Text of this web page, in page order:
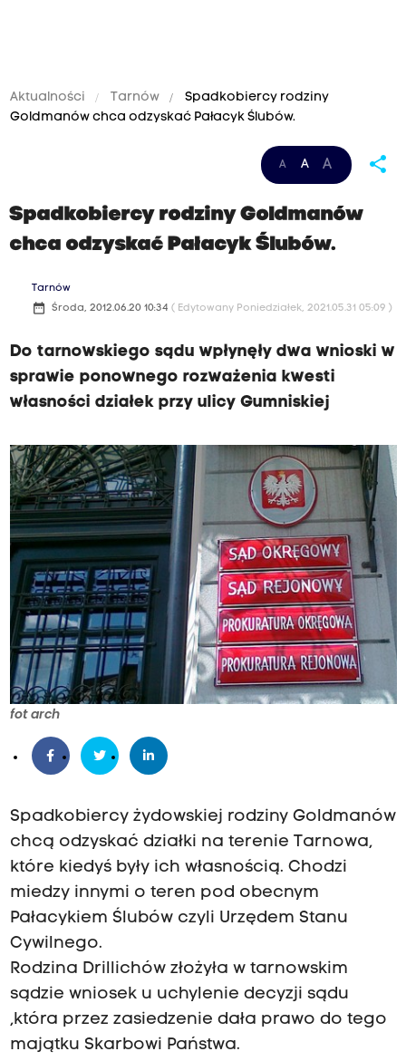
Aktualności Tarnów
Spadkobiercy rodziny
Goldmanów chca odzyskać Pałacyk Ślubów.
A A A share
Spadkobiercy rodziny Goldmanów
chca odzyskać Pałacyk Ślubów.
Tarnów
date_range Środa, 2012.06.20 10:34 ( Edytowany Poniedziałek, 2021.05.31 05:09 )
Do tarnowskiego sądu wpłynęły dwa wnioski w
sprawie ponownego rozważenia kwesti
własności działek przy ulicy Gumniskiej
fot arch
Spadkobiercy żydowskiej rodziny Goldmanów
chcą odzyskać działki na terenie Tarnowa,
które kiedyś były ich własnością. Chodzi
miedzy innymi o teren pod obecnym
Pałacykiem Ślubów czyli Urzędem Stanu
Cywilnego.
Rodzina Drillichów złożyła w tarnowskim
sądzie wniosek u uchylenie decyzji sądu
,która przez zasiedzenie dała prawo do tego
majątku Skarbowi Państwa.